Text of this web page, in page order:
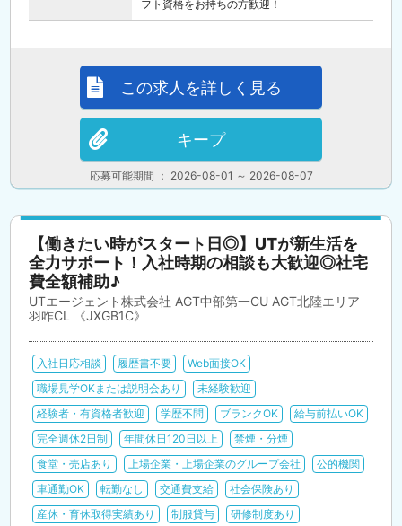
フト資格をお持ちの方歓迎！
応募可能期間 ： 2026-08-01 ～ 2026-08-07
この求人を詳しく見る
キープ
【働きたい時がスタート日◎】UTが新生活を
全力サポート！入社時期の相談も大歓迎◎社宅
費全額補助♪
UTエージェント株式会社 AGT中部第一CU AGT北陸エリア
羽咋CL 《JXGB1C》
入社日応相談 履歴書不要
Web面接OK
職場見学OKまたは説明会あり
未経験歓迎
経験者・有資格者歓迎
学歴不問 ブランクOK
給与前払いOK
完全週休2日制
年間休日120日以上
禁煙・分煙
食堂・売店あり
上場企業・上場企業のグループ会社
公的機関
車通勤OK
転勤なし 交通費支給
社会保険あり
産休・育休取得実績あり
制服貸与 研修制度あり